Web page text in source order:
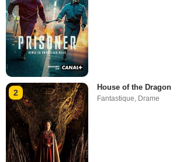
2
House of the Dragon
Fantastique, Drame